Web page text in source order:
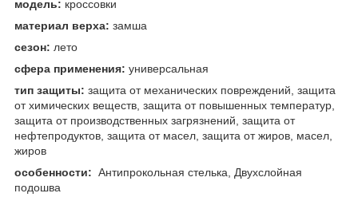
модель: кроссовки
материал верха: замша
сезон: лето
сфера применения: универсальная
тип защиты: защита от механических повреждений, защита
от химических веществ, защита от повышенных температур,
защита от производственных загрязнений, защита от
нефтепродуктов, защита от масел, защита от жиров, масел,
жиров
особенности: Антипрокольная стелька, Двухслойная
подошва